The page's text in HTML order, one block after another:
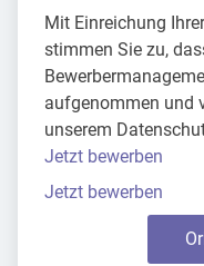
Mit Einreichung
stimmen Sie zu,
aufgenommen und
unserem
Jetzt bewerben
Jetzt bewerben